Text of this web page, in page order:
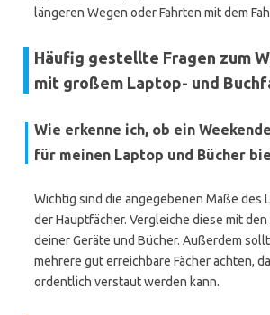
längeren Wegen oder Fahrten mit dem
Häufig gestellte Fragen zum
mit großem Laptop- und
Wie erkenne ich, ob ein
für meinen Laptop und Bücher
Wichtig sind die angegebenen Maße des
der Hauptfächer. Vergleiche diese mit
deiner Geräte und Bücher. Außerdem
mehrere gut erreichbare Fächer achten,
ordentlich verstaut werden kann.